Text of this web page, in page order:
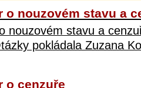
o nouzovém stavu a
nouzovém stavu a
pokládala Zuzana
o cenzuře